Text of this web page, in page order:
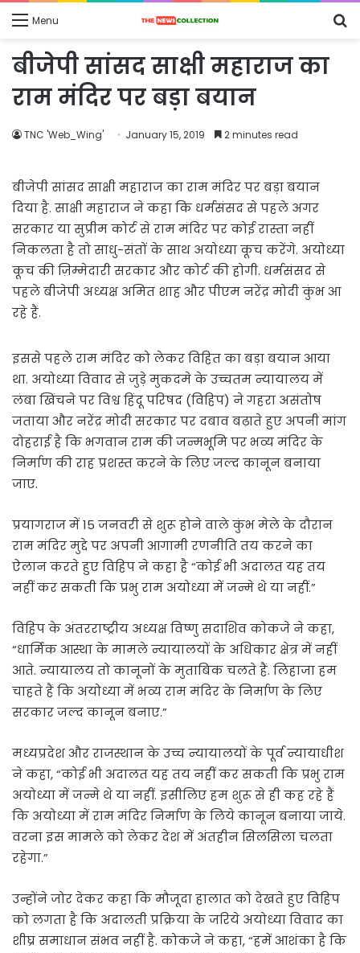
Menu
बीजेपी सांसद साक्षी महाराज का
राम मंदिर पर बड़ा बयान
TNC 'Web_Wing' January 15, 2019 2 minutes read
बीजेपी सांसद साक्षी महाराज का राम मंदिर पर बड़ा बयान
दिया है. साक्षी महाराज ने कहा कि धर्मसंसद से पहले अगर
सरकार या सुप्रीम कोर्ट से राम मंदिर पर कोई रास्ता नहीं
निकलता है तो साधु-संतों के साथ अयोध्या कूच करेंगे. अयोध्या
कूच की ज़िम्मेदारी सरकार और कोर्ट की होगी. धर्मसंसद से
पहले बीजेपी अध्यक्ष अमित शाह और पीएम नरेंद्र मोदी कुंभ आ
रहे हैं.
इससे पहले राम मंदिर को लेकर विहित का बड़ा बयान आया
था. अयोध्या विवाद से जुड़े मुकदमे के उच्चतम न्यायालय में
लंबा खिंचने पर विश्व हिंदू परिषद (विहिप) ने गहरा असंतोष
जताया और नरेंद्र मोदी सरकार पर दबाव बढ़ाते हुए अपनी मांग
दोहराई है कि भगवान राम की जन्मभूमि पर भव्य मंदिर के
निर्माण की राह प्रशस्त करने के लिए जल्द कानून बनाया
जाए.
प्रयागराज में 15 जनवरी से शुरू होने वाले कुंभ मेले के दौरान
राम मंदिर मुद्दे पर अपनी आगामी रणनीति तय करने का
ऐलान करते हुए विहिप ने कहा है “कोई भी अदालत यह तय
नहीं कर सकती कि प्रभु राम अयोध्या में जन्मे थे या नहीं.”
विहिप के अंतरराष्ट्रीय अध्यक्ष विष्णु सदाशिव कोकजे ने कहा,
“धार्मिक आस्था के मामले न्यायालयों के अधिकार क्षेत्र में नहीं
आते. न्यायालय तो कानूनों के मुताबिक चलते हैं. लिहाजा हम
चाहते हैं कि अयोध्या में भव्य राम मंदिर के निर्माण के लिए
सरकार जल्द कानून बनाए.”
मध्यप्रदेश और राजस्थान के उच्च न्यायालयों के पूर्व न्यायाधीश
ने कहा, “कोई भी अदालत यह तय नहीं कर सकती कि प्रभु राम
अयोध्या में जन्मे थे या नहीं. इसीलिए हम शुरू से ही कह रहे हैं
कि अयोध्या में राम मंदिर निर्माण के लिये कानून बनाया जाये.
वरना इस मामले को लेकर देश में अंतहीन सिलसिला चलता
रहेगा.”
उन्होंने जोर देकर कहा कि मौजूदा हालात को देखते हुए विहिप
को लगता है कि अदालती प्रक्रिया के जरिये अयोध्या विवाद का
शीघ्र समाधान संभव नहीं है. कोकजे ने कहा, “हमें आशंका है कि